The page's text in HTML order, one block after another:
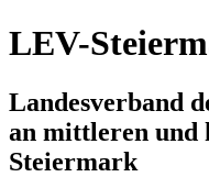
LEV-
Landesverband
an mittleren und
Steiermark